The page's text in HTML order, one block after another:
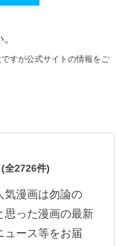
すが公式サイトの情報をご
(全2726件)
気漫画は勿論の
思った漫画の最新
ュース等をお届